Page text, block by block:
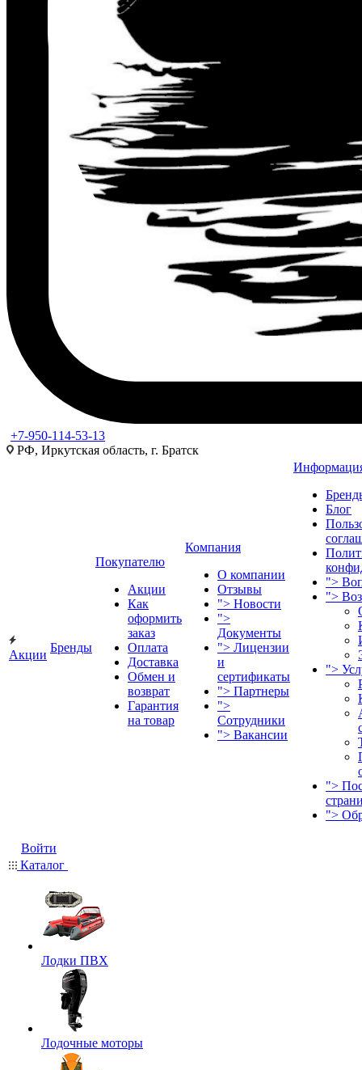
+7-950-114-53-13
РФ, Иркутская область, г. Братск
Акции
Бренды
Покупателю
Акции
Как
оформить
заказ
Оплата
Доставка
Обмен и
возврат
Гарантия
на товар
Компания
О компании
Отзывы
"> Новости
">
Документы
"> Лицензии
и
сертификаты
"> Партнеры
">
Сотрудники
"> Вакансии
Блог
">
">
">
">
">
Войти
Каталог
Лодки ПВХ
Лодочные моторы